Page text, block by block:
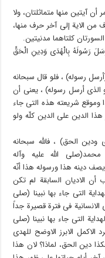
آیتین منها متماثلتان، ولا
من الایة إلى آخر حرف منها،
کلتاهما مدنیتین.
رَسُولَهُ بِالْهُدَى وَدِینِ الْحَقِّ
رسوله) ، فلو قال سبحانه
الذی أرسل رسوله) ، یعنی أن
وموقع شریعته هذه التی جاء
الدین على الدین کلّه ولو
ودین الحق) ، فالله سبحانه
الله علیه وآله
دینه هذا ورسوله هذا أنّه
أن الادیان السابقة لم تکن
التی جاء بها نبینا (صلى
الانسانیة فی فترة قصیرة جداً
التی جاء بها نبینا (صلى
الاکمل الابرز الاوضح للهدى
دین الحق، لماذا؟ لان هذا